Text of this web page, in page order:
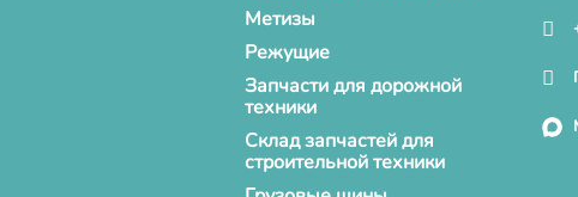
Метизы
Режущие
Запчасти для дорожной
техники
Склад запчастей для
строительной техники